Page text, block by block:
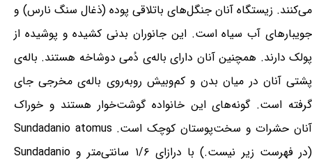
می‌کنند. زیستگاه آنان جنگل‌های باتلاقی پوده (ذغال سنگ نارس) و
جویبارهای آب سیاه است. این جانوران بدنی کشیده و پوشیده از
پولک دارند. همچنین آنان دارای باله‌ی دُمی دوشاخه هستند. باله‌ی
پشتی آنان در میان بدن و کم‌وبیش روبه‌روی باله‌ی مخرجی جای
گرفته است. گونه‌های این خانواده گوشت‌خوار هستند و خوراک
آنان حشرات و سخت‌پوستان کوچک است. Sundadanio atomus
(در فهرست زیر نیست.) با درازای ۱/۶ سانتی‌متر و Sundadanio